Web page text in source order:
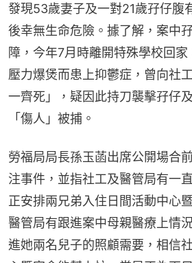
發現53歲妻子及一對21歲孖仔腹
後幸無生命危險。據了解，案中
障，今年7月時離開特殊學校回
壓力爆煲而患上抑鬱症，曾向社
一齊死」，疑因此持刀襲擊孖仔
「傷人」被捕。
勞福局局長孫玉菡出席公開場合
注事件，並指社工及醫管局有一
正安排兩兄弟入住日間活動中心
醫管局有跟進案中母親醫療上情
進她兩名兒子的照顧需要，相信